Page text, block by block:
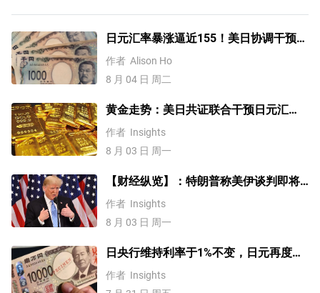
日元汇率暴涨逼近155！美日协调干预后
，未来上涨还是下跌？
作者 Alison Ho
8 月 04 日 周二
黄金走势：美日共证联合干预日元汇
率、美元失守100！金价缘何难涨？
作者 Insights
8 月 03 日 周一
【财经纵览】：特朗普称美伊谈判即将
重启！WTI原油低开近8%，美元/日元跌
破158.0、美股冲高回落
作者 Insights
8 月 03 日 周一
日央行维持利率于1%不变，日元再度走
强！美元/日元、欧元/美元、英镑/美
元、纳指100指数技术分析
作者 Insights